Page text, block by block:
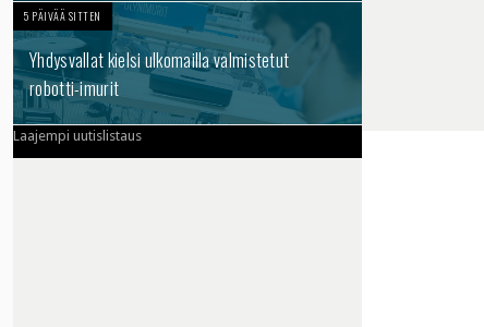
5 PÄIVÄÄ SITTEN
Yhdysvallat kielsi ulkomailla valmistetut
robotti-imurit
Laajempi uutislistaus